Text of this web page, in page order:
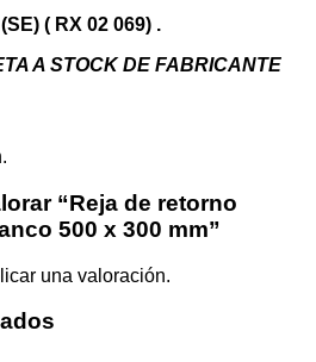
( RX 02 069) .
A STOCK DE FABRICANTE
“Reja de retorno
500 x 300 mm”
una valoración.